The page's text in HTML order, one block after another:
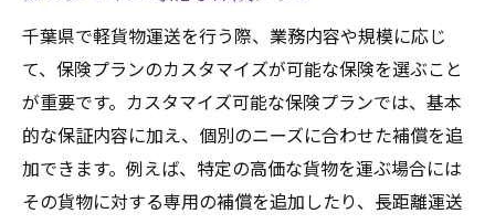
千葉県で軽貨物運送を行う際、業務内容や規模に応じ
て、保険プランのカスタマイズが可能な保険を選ぶこと
が重要です。カスタマイズ可能な保険プランでは、基本
的な保証内容に加え、個別のニーズに合わせた補償を追
加できます。例えば、特定の高価な貨物を運ぶ場合には
その貨物に対する専用の補償を追加したり、長距離運送